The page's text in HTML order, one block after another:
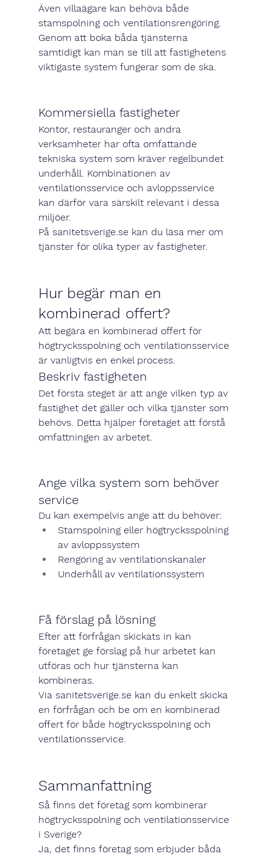
Även villaägare kan behöva både
stamspolning och ventilationsrengöring.
Genom att boka båda tjänsterna
samtidigt kan man se till att fastighetens
viktigaste system fungerar som de ska.
Kommersiella fastigheter
Kontor, restauranger och andra
verksamheter har ofta omfattande
tekniska system som kräver regelbundet
underhåll. Kombinationen av
ventilationsservice och avloppsservice
kan därför vara särskilt relevant i dessa
miljöer.
På sanitetsverige.se kan du läsa mer om
tjänster för olika typer av fastigheter.
Hur begär man en
kombinerad offert?
Att begära en kombinerad offert för
högtrycksspolning och ventilationsservice
är vanligtvis en enkel process.
Beskriv fastigheten
Det första steget är att ange vilken typ av
fastighet det gäller och vilka tjänster som
behövs. Detta hjälper företaget att förstå
omfattningen av arbetet.
Ange vilka system som behöver
service
Du kan exempelvis ange att du behöver:
Stamspolning eller högtrycksspolning
av avloppssystem
Rengöring av ventilationskanaler
Underhåll av ventilationssystem
Få förslag på lösning
Efter att förfrågan skickats in kan
företaget ge förslag på hur arbetet kan
utföras och hur tjänsterna kan
kombineras.
Via sanitetsverige.se kan du enkelt skicka
en förfrågan och be om en kombinerad
offert för både högtrycksspolning och
ventilationsservice.
Sammanfattning
Så finns det företag som kombinerar
högtrycksspolning och ventilationsservice
i Sverige?
Ja, det finns företag som erbjuder båda